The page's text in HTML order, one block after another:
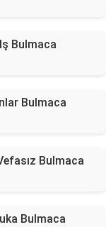
Bulmaca
Bulmaca
Bulmaca
Bulmaca